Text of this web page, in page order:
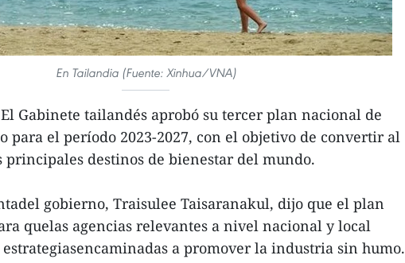
En Tailandia (Fuente: Xinhua/VNA)
Gabinete tailandés aprobó su tercer plan nacional de
para el período 2023-2027, con el objetivo de convertir al
principales destinos de bienestar del mundo.
gobierno, Traisulee Taisaranakul, dijo que el plan
quelas agencias relevantes a nivel nacional y local
a promover la industria sin humo.